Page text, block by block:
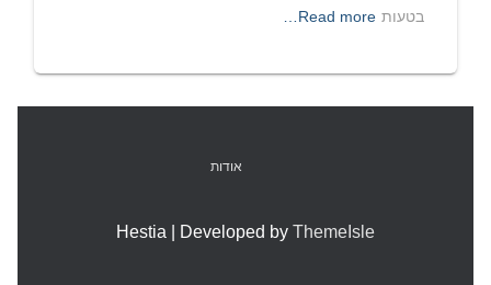
בטעות Read more…
אודות
Hestia | Developed by ThemeIsle